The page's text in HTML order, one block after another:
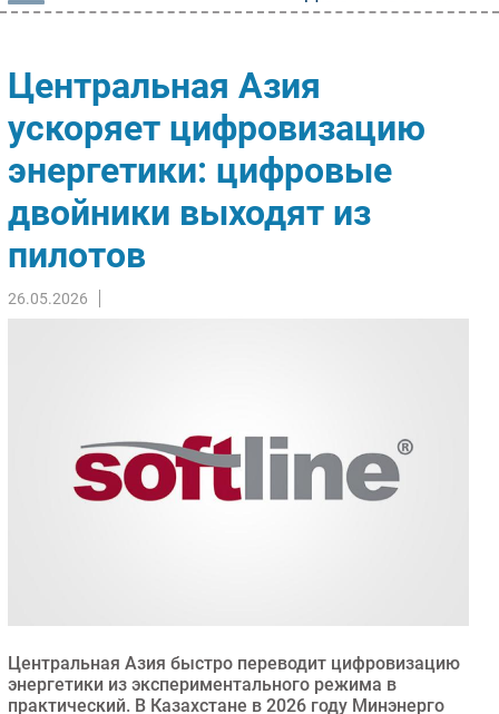
Импорто­замещение
Автоматизация Промышленности
Интернет
Мобильная связь
Фиксированная связь
Интеграция
Рынок ПК
Маркетинг
Outsourcing
Кадры
Регулирование
Инновации
CIO/Управление ИТ
Гаджеты
Центральная Азия
ускоряет цифровизацию
энергетики: цифровые
двойники выходят из
пилотов
26.05.2026
Центральная Азия быстро переводит цифровизацию
энергетики из экспериментального режима в
практический. В Казахстане в 2026 году Минэнерго